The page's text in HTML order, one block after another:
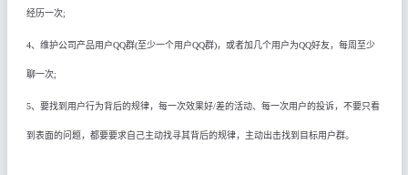
经历一次;
4、维护公司产品用户QQ群(至少一个用户QQ群)，或者加几个用户为QQ好友，每周至少
聊一次;
5、要找到用户行为背后的规律，每一次效果好/差的活动、每一次用户的投诉，不要只看
到表面的问题，都要要求自己主动找寻其背后的规律，主动出击找到目标用户群。